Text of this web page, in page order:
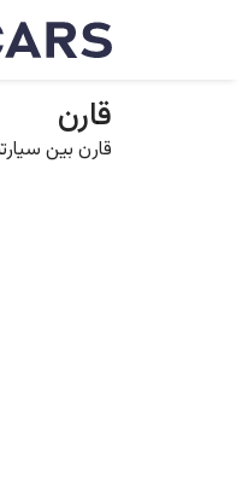
قارن
قارن بين